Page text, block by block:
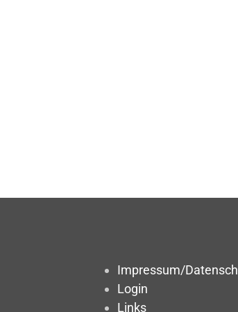
Impressum/
Login
Links